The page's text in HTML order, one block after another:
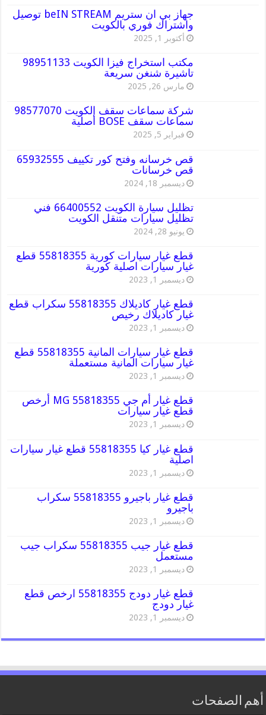
جهاز بي ان ستريم beIN STREAM توصيل
واشتراك فوري بالكويت
أكتوبر 1, 2025
مكتب استخراج فيزا الكويت 98951133
تاشيرة شنغن سريعة
مارس 26, 2025
شركة سماعات سقف الكويت 98577070
سماعات سقف BOSE أصلية
فبراير 5, 2025
قص خرسانه وفتح كور تكييف 65932555
قص خرسانات
ديسمبر 18, 2024
تظليل سيارة الكويت 66400552 فني
تظليل سيارات متنقل الكويت
يونيو 28, 2024
قطع غيار سيارات كورية 55818355 قطع
غيار سيارات اصلية كورية
ديسمبر 1, 2023
قطع غيار كاديلاك 55818355 سكراب قطع
غيار كاديلاك رخيص
ديسمبر 1, 2023
قطع غيار سيارات المانية 55818355 قطع
غيار سيارات المانية مستعملة
ديسمبر 1, 2023
قطع غيار أم جي MG 55818355 أرخص
قطع غيار سيارات
ديسمبر 1, 2023
قطع غيار كيا 55818355 قطع غيار سيارات
اصلية
ديسمبر 1, 2023
قطع غيار باجيرو 55818355 سكراب
باجيرو
ديسمبر 1, 2023
قطع غيار جيب 55818355 سكراب جيب
مستعمل
ديسمبر 1, 2023
قطع غيار دودج 55818355 ارخص قطع
غيار دودج
ديسمبر 1, 2023
أهم الصفحات